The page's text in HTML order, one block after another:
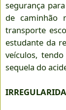
segurança
de caminhão
transporte
estudante da
veículos,
sequela do